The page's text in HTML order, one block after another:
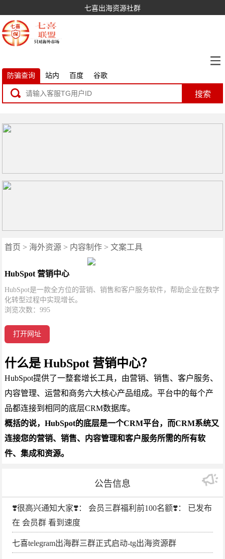
七喜出海资源社群
防骗查询 站内 百度 谷歌
搜索
首页 > 海外资源 > 内容制作 >文案工具
HubSpot 营销中心
HubSpot是一款全方位的营销、销售和客户服务软件，帮助企业在数字
化转型过程中实现增长。
浏览次数：995
打开网址
什么是 HubSpot 营销中心？
HubSpot提供了一整套增长工具，由营销、销售、客户服务、
内容管理、运营和商务六大核心产品组成。平台中的每个产
品都连接到相同的底层CRM数据库。
概括的说，HubSpot的底层是一个CRM平台，而CRM系统又
连接您的营销、销售、内容管理和客户服务所需的所有软
件、集成和资源。
公告信息
❣️很高兴通知大家❣️： 会员三群福利前100名额❣️： 已发布
在 会员群 看到速度
七喜telegram出海群三群正式启动-tg出海资源群